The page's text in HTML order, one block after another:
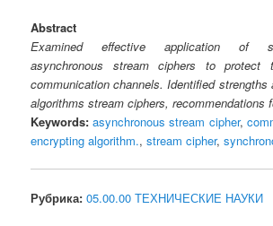
Abstract
Examined effective application of
asynchronous stream ciphers to protect
communication channels. Identified strengths
algorithms stream ciphers, recommendations
Keywords: asynchronous stream cipher,
encrypting algorithm.,stream cipher,
Рубрика: 05.00.00 ТЕХНИЧЕСКИЕ НАУКИ